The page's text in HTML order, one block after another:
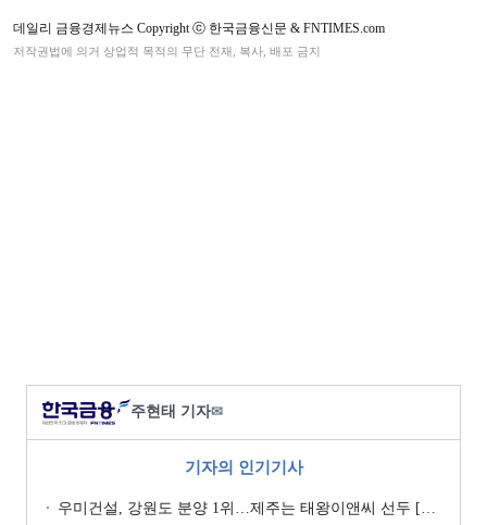
데일리 금융경제뉴스 Copyright ⓒ 한국금융신문 & FNTIMES.com
저작권법에 의거 상업적 목적의 무단 전재, 복사, 배포 금지
주현태 기자✉
기자의 인기기사
우미건설, 강원도 분양 1위…제주는 태왕이앤씨 선두 [이 지역 분양왕-강원·제주]